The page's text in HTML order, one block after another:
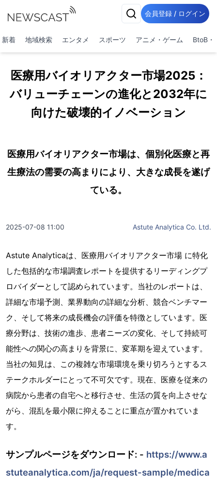
会員登録 / ログイン
新着 地域検索 エンタメ スポーツ アニメ・ゲーム BtoB・
医療用バイオリアクター市場2025：
バリューチェーンの進化と2032年に
向けた破壊的イノベーション
医療用バイオリアクター市場は、個別化医療と再
生療法の需要の高まりにより、大きな成長を遂げ
ている。
2025-07-08 11:00 Astute Analytica Co. Ltd.
Astute Analyticaは、医療用バイオリアクター市場 に特化
した包括的な市場調査レポートを提供するリーディングプ
ロバイダーとして認められています。当社のレポートは、
詳細な市場予測、業界動向の詳細な分析、競合ベンチマー
ク、そして将来の成長機会の評価を特徴としています。医
療分野は、技術の進歩、患者ニーズの変化、そして持続可
能性への関心の高まりを背景に、変革期を迎えています。
当社の知見は、この複雑な市場環境を乗り切ろうとするス
テークホルダーにとって不可欠です。現在、医療を従来の
病院から患者の自宅へと移行させ、生活の質を向上させな
がら、混乱を最小限に抑えることに重点が置かれていま
す。
サンプルページをダウンロード: - https://www.a
stuteanalytica.com/ja/request-sample/medica